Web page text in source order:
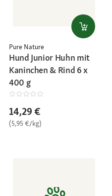
Pure Nature
Hund Junior Huhn mit
Kaninchen & Rind 6 x
400 g
14,29 €
(5,95 €/kg)